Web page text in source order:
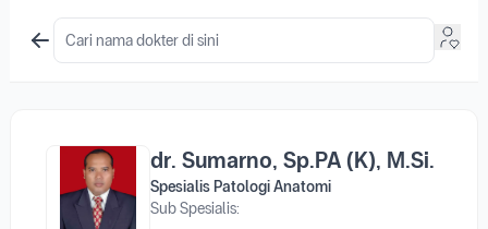
dr. Sumarno, Sp.PA (K), M.Si.
Spesialis Patologi Anatomi
Sub Spesialis: